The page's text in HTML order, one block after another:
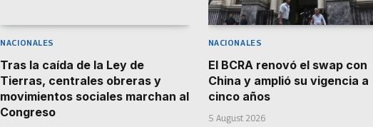
NACIONALES
Tras la caída de la Ley de
Tierras, centrales obreras y
movimientos sociales marchan al
Congreso
NACIONALES
El BCRA renovó el swap con
China y amplió su vigencia a
cinco años
5 August 2026